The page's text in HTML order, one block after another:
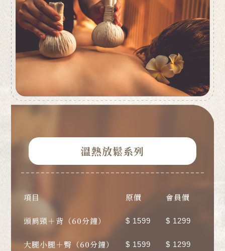
溫熱放鬆系列
項目 原價 會員價
頭肩頸＋背（60分鐘） $ 1599 $ 1299
大腿小腿＋臀（60分鐘） $ 1599 $ 1299